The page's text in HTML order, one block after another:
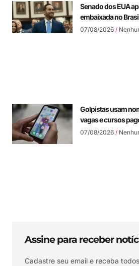
Senado dos EUA
embaixada no
07/08/2026
Golpistas usam
vagas e cursos
07/08/2026
Assine para receber
Cadastre seu email e receba